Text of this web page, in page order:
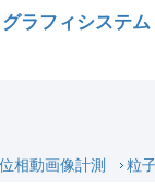
ラフィシステム
位相動画像計測 粒